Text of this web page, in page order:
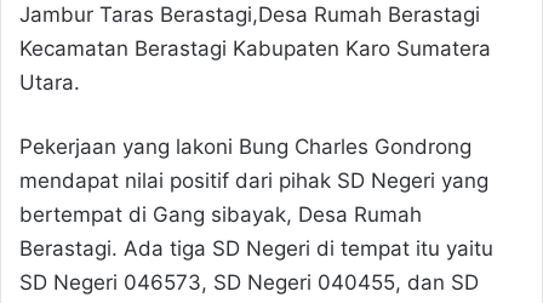
Jambur Taras Berastagi,Desa Rumah Berastagi
Kecamatan Berastagi Kabupaten Karo Sumatera
Utara.
Pekerjaan yang lakoni Bung Charles Gondrong
mendapat nilai positif dari pihak SD Negeri yang
bertempat di Gang sibayak, Desa Rumah
Berastagi. Ada tiga SD Negeri di tempat itu yaitu
SD Negeri 046573, SD Negeri 040455, dan SD